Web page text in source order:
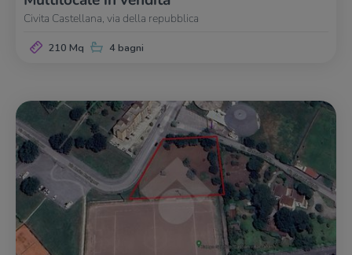
Civita Castellana, via della repubblica
210 Mq 4 bagni